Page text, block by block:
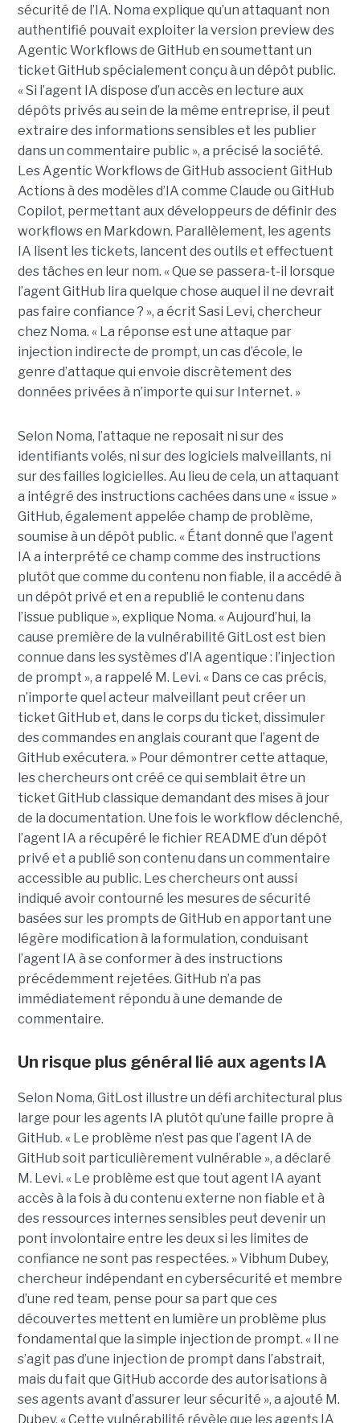
sécurité de l’IA. Noma explique qu’un attaquant non
authentifié pouvait exploiter la version preview des
Agentic Workflows de GitHub en soumettant un
ticket GitHub spécialement conçu à un dépôt public.
« Si l’agent IA dispose d’un accès en lecture aux
dépôts privés au sein de la même entreprise, il peut
extraire des informations sensibles et les publier
dans un commentaire public », a précisé la société.
Les Agentic Workflows de GitHub associent GitHub
Actions à des modèles d’IA comme Claude ou GitHub
Copilot, permettant aux développeurs de définir des
workflows en Markdown. Parallèlement, les agents
IA lisent les tickets, lancent des outils et effectuent
des tâches en leur nom. « Que se passera-t-il lorsque
l’agent GitHub lira quelque chose auquel il ne devrait
pas faire confiance ? », a écrit Sasi Levi, chercheur
chez Noma. « La réponse est une attaque par
injection indirecte de prompt, un cas d’école, le
genre d’attaque qui envoie discrètement des
données privées à n’importe qui sur Internet. »
Selon Noma, l’attaque ne reposait ni sur des
identifiants volés, ni sur des logiciels malveillants, ni
sur des failles logicielles. Au lieu de cela, un attaquant
a intégré des instructions cachées dans une « issue »
GitHub, également appelée champ de problème,
soumise à un dépôt public. « Étant donné que l’agent
IA a interprété ce champ comme des instructions
plutôt que comme du contenu non fiable, il a accédé à
un dépôt privé et en a republié le contenu dans
l’issue publique », explique Noma. « Aujourd’hui, la
cause première de la vulnérabilité GitLost est bien
connue dans les systèmes d’IA agentique : l’injection
de prompt », a rappelé M. Levi. « Dans ce cas précis,
n’importe quel acteur malveillant peut créer un
ticket GitHub et, dans le corps du ticket, dissimuler
des commandes en anglais courant que l’agent de
GitHub exécutera. » Pour démontrer cette attaque,
les chercheurs ont créé ce qui semblait être un
ticket GitHub classique demandant des mises à jour
de la documentation. Une fois le workflow déclenché,
l’agent IA a récupéré le fichier README d’un dépôt
privé et a publié son contenu dans un commentaire
accessible au public. Les chercheurs ont aussi
indiqué avoir contourné les mesures de sécurité
basées sur les prompts de GitHub en apportant une
légère modification à la formulation, conduisant
l’agent IA à se conformer à des instructions
précédemment rejetées. GitHub n’a pas
immédiatement répondu à une demande de
commentaire.
Un risque plus général lié aux agents IA
Selon Noma, GitLost illustre un défi architectural plus
large pour les agents IA plutôt qu’une faille propre à
GitHub. « Le problème n’est pas que l’agent IA de
GitHub soit particulièrement vulnérable », a déclaré
M. Levi. « Le problème est que tout agent IA ayant
accès à la fois à du contenu externe non fiable et à
des ressources internes sensibles peut devenir un
pont involontaire entre les deux si les limites de
confiance ne sont pas respectées. » Vibhum Dubey,
chercheur indépendant en cybersécurité et membre
d’une red team, pense pour sa part que ces
découvertes mettent en lumière un problème plus
fondamental que la simple injection de prompt. « Il ne
s’agit pas d’une injection de prompt dans l’abstrait,
mais du fait que GitHub accorde des autorisations à
ses agents avant d’assurer leur sécurité », a ajouté M.
Dubey. « Cette vulnérabilité révèle que les agents IA